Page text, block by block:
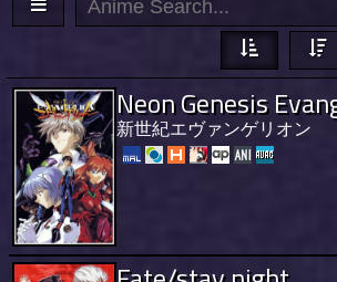
Neon Genesis
新世紀エヴァンゲリオン